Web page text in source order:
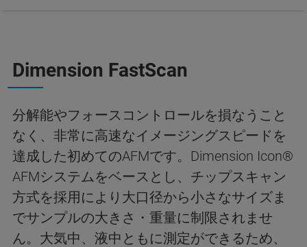
Dimension FastScan
分解能やフォースコントロールを損なうこと
なく、非常に高速なイメージングスピードを
達成した初めてのAFMです。Dimension Icon®
AFMシステムをベースとし、チップスキャン
方式を採用により大口径から小さなサイズま
でサンプルの大きさ・重量に制限されませ
ん。大気中、液中ともに測定ができるため、